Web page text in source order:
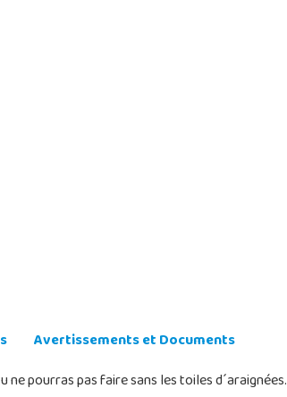
Avertissements et Documents
pourras pas faire sans les toiles d´araignées.